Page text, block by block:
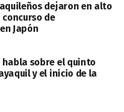
dejaron en alto
concurso de
Japón
habla sobre el quinto
y el inicio de la